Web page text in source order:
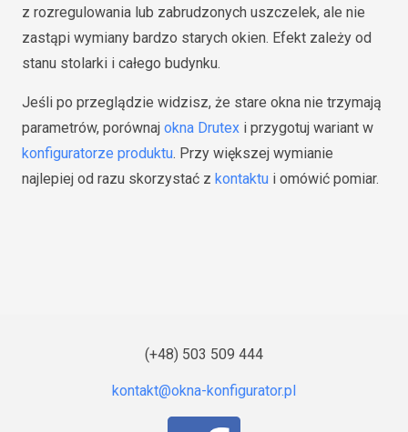
z rozregulowania lub zabrudzonych uszczelek, ale nie
zastąpi wymiany bardzo starych okien. Efekt zależy od
stanu stolarki i całego budynku.
Jeśli po przeglądzie widzisz, że stare okna nie trzymają
parametrów, porównaj okna Drutex i przygotuj wariant w
konfiguratorze produktu. Przy większej wymianie
najlepiej od razu skorzystać z kontaktu i omówić pomiar.
(+48) 503 509 444